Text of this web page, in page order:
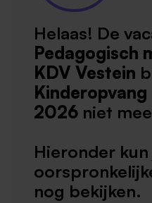
Helaas! De
Pedagogisch
KDV Vestein
Kinderopvang
2026 niet
Hieronder kun
nog bekijken.